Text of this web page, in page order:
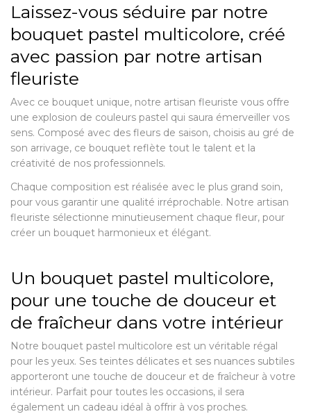
Laissez-vous séduire par notre
bouquet pastel multicolore, créé
avec passion par notre artisan
fleuriste
Avec ce bouquet unique, notre artisan fleuriste vous offre
une explosion de couleurs pastel qui saura émerveiller vos
sens. Composé avec des fleurs de saison, choisis au gré de
son arrivage, ce bouquet reflète tout le talent et la
créativité de nos professionnels.
Chaque composition est réalisée avec le plus grand soin,
pour vous garantir une qualité irréprochable. Notre artisan
fleuriste sélectionne minutieusement chaque fleur, pour
créer un bouquet harmonieux et élégant.
Un bouquet pastel multicolore,
pour une touche de douceur et
de fraîcheur dans votre intérieur
Notre bouquet pastel multicolore est un véritable régal
pour les yeux. Ses teintes délicates et ses nuances subtiles
apporteront une touche de douceur et de fraîcheur à votre
intérieur. Parfait pour toutes les occasions, il sera
également un cadeau idéal à offrir à vos proches.